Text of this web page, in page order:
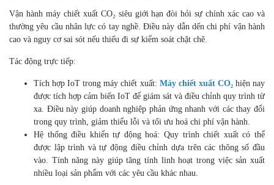
Tự động hoá và Số hoá quy trình
và thường yêu cầu nhân lực có tay nghề. Điều này dẫn dến chi phí
vận hành cao và nguy cơ sai sót nếu thiếu đi sự kiểm soát chặt chẽ.
Tác động trực tiếp:
Tích hợp IoT trong máy chiết xuất:Máy chiết xuất CO₂hiện
nay được tích hợp cảm biến IoT để giám sát và điều chỉnh
quy trình từ xa. Điều này giúp doanh nghiệp phản ứng nhanh
với các thay đổi trong quy trình, giảm thiểu lỗi và tối ưu hoá
chi phí vận hành.